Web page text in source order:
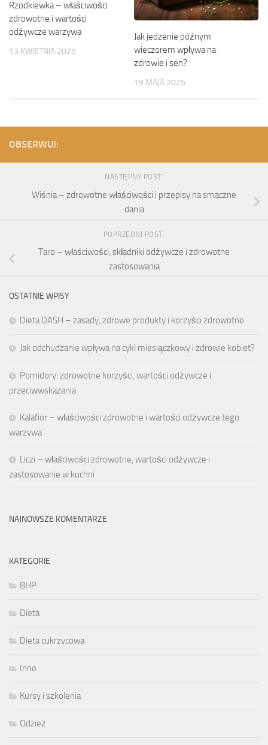
Rzodkiewka – właściwości
zdrowotne i wartości
odżywcze warzywa
13 KWIETNIA 2025
Jak jedzenie późnym
wieczorem wpływa na
zdrowie i sen?
19 MAJA 2025
OBSERWUJ:
NASTĘPNY POST
Wiśnia – zdrowotne właściwości i przepisy na smaczne
dania
POPRZEDNI POST
Taro – właściwości, składniki odżywcze i zdrowotne
zastosowania
OSTATNIE WPISY
Dieta DASH – zasady, zdrowe produkty i korzyści zdrowotne
Jak odchudzanie wpływa na cykl miesiączkowy i zdrowie kobiet?
Pomidory: zdrowotne korzyści, wartości odżywcze i
przeciwwskazania
Kalafior – właściwości zdrowotne i wartości odżywcze tego
warzywa
Liczi – właściwości zdrowotne, wartości odżywcze i
zastosowanie w kuchni
NAJNOWSZE KOMENTARZE
KATEGORIE
BHP
Dieta
Dieta cukrzycowa
Inne
Kursy i szkolenia
Odzież